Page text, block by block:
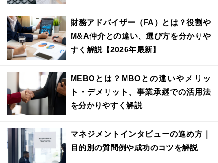
財務アドバイザー（FA）とは？役割や
M&A仲介との違い、選び方を分かりや
すく解説【2026年最新】
MEBOとは？MBOとの違いやメリッ
ト・デメリット、事業承継での活用法
を分かりやすく解説
マネジメントインタビューの進め方｜
目的別の質問例や成功のコツを解説